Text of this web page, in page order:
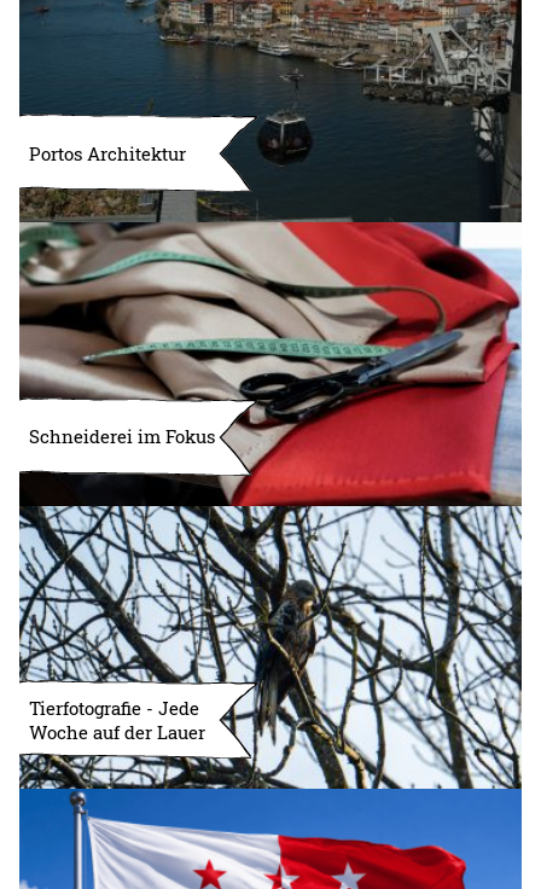
Portos Architektur
Schneiderei im Fokus
Tierfotografie - Jede
Woche auf der Lauer